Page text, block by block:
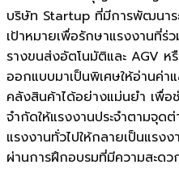
บริษัท Startup ที่มีการพัฒนาร
เป้าหมายเพื่อรักษาแรงงานที่
รางขนส่งอัตโนมัติและ AGV ห
ออกแบบมาเป็นพิเศษให้อ่านค่
คลังสินค้าได้อย่างแม่นยำ เพื่อ
จำกัดให้แรงงานประจำตามจุด
แรงงานทั่วไปให้กลายเป็นแรง
ผ่านการฝึกอบรมที่มีความสะด